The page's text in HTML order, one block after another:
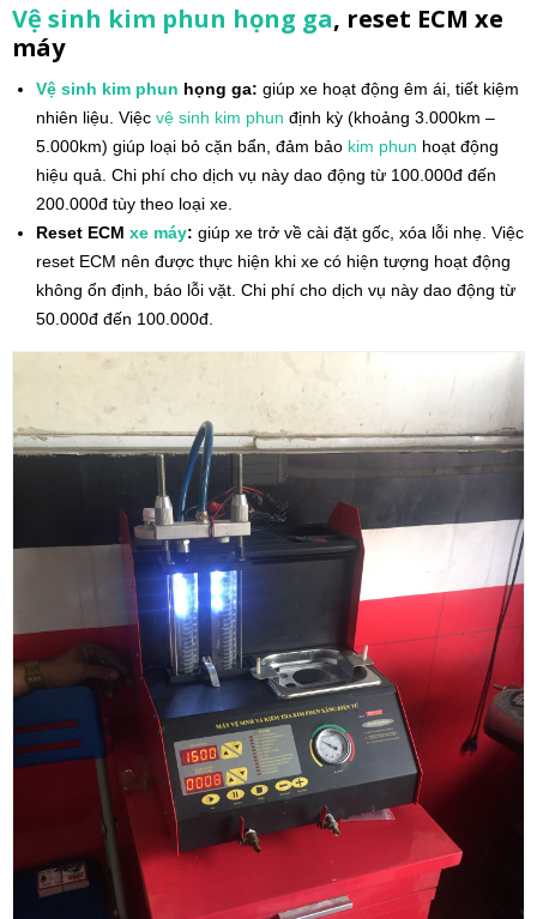
Vệ sinh kim phun họng ga, reset ECM xe
máy
Vệ sinh kim phun họng ga: giúp xe hoạt động êm ái, tiết kiệm
nhiên liệu. Việc vệ sinh kim phun định kỳ (khoảng 3.000km –
5.000km) giúp loại bỏ cặn bẩn, đảm bảo kim phun hoạt động
hiệu quả. Chi phí cho dịch vụ này dao động từ 100.000đ đến
200.000đ tùy theo loại xe.
Reset ECM xe máy: giúp xe trở về cài đặt gốc, xóa lỗi nhẹ. Việc
reset ECM nên được thực hiện khi xe có hiện tượng hoạt động
không ổn định, báo lỗi vặt. Chi phí cho dịch vụ này dao động từ
50.000đ đến 100.000đ.